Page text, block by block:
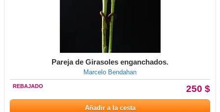
Pareja de Girasoles enganchados.
Marcelo Bendahan
250 $
REBAJADO
Añadir a la cesta